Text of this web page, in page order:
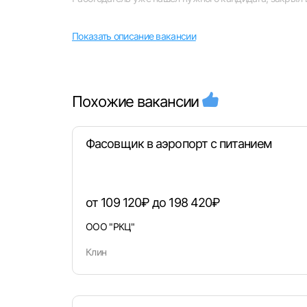
Показать описание вакансии
Похожие вакансии
Фасовщик в аэропорт с питанием
от 109 120₽ до 198 420₽
ООО "РКЦ"
Клин